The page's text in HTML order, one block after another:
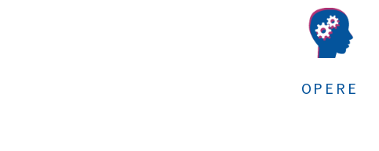
OPERE